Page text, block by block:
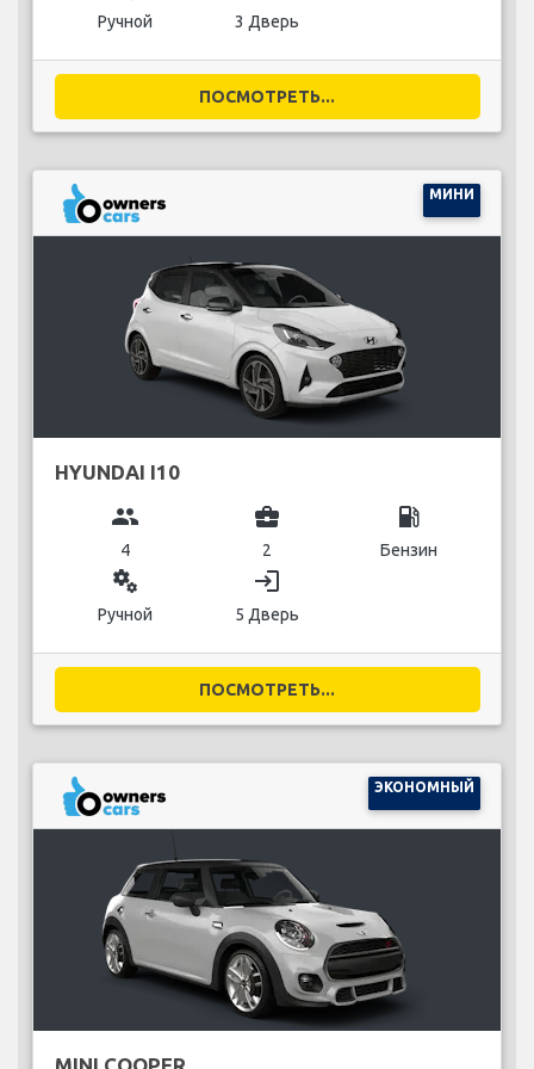
Ручной 3 Дверь
ПОСМОТРЕТЬ...
МИНИ
HYUNDAI I10
group
4
business_center
2
local_gas_station
Бензин
miscellaneous_services
Ручной
login
5 Дверь
ПОСМОТРЕТЬ...
ЭКОНОМНЫЙ
MINI COOPER